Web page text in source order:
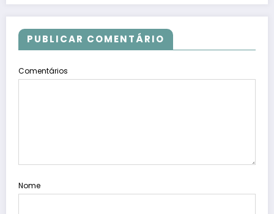
PUBLICAR COMENTÁRIO
Comentários
Nome